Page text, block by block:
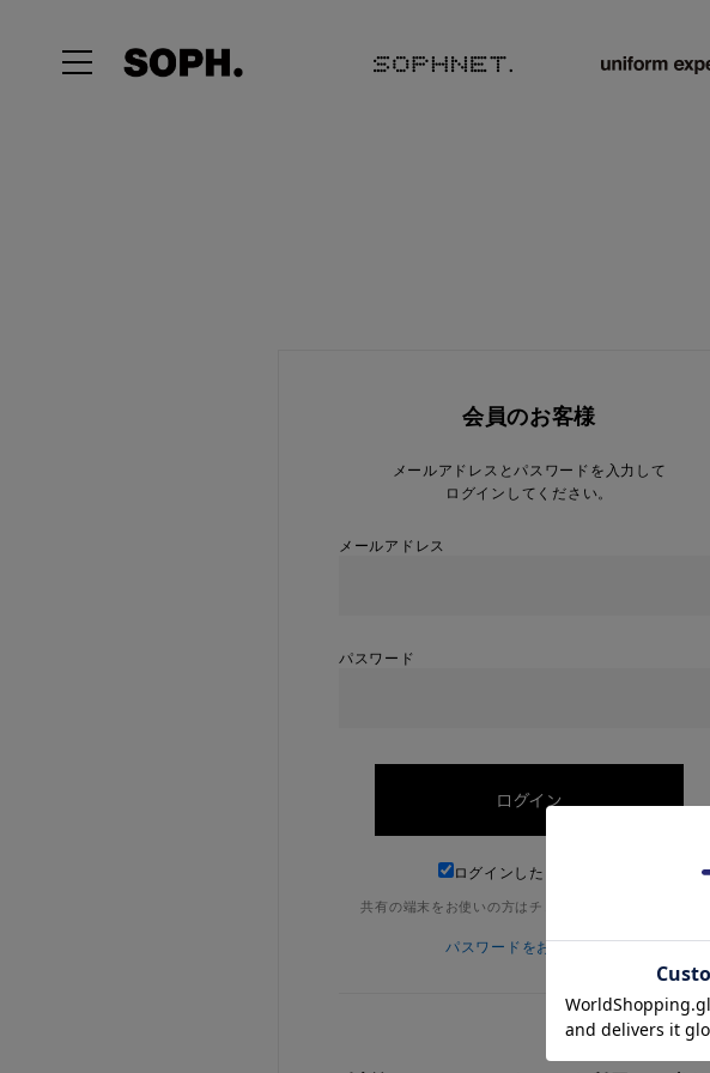
会員のお客様
メールアドレスとパスワードを入力して
ログインしてください。
メールアドレス
パスワード
ログインしたままにする
共有の端末をお使いの方はチェックを外してください
パスワードをお忘れの方